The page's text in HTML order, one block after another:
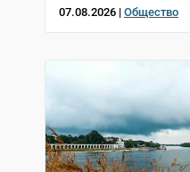
07.08.2026 | Общество